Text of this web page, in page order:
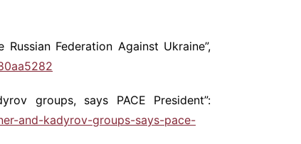
Federation Against Ukraine”,
groups, says PACE President”:
and-kadyrov-groups-says-pace-